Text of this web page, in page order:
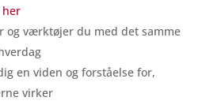
her
og værktøjer du med det samme
en viden og forståelse for,
virker